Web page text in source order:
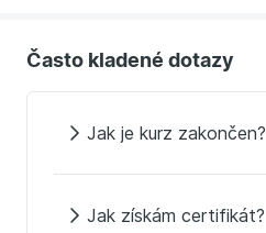
Často kladené dotazy
Jak je kurz zakončen?
Jak získám certifikát?